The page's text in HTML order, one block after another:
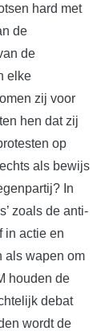
hard met
de
de
elke
zij voor
hen dat zij
op
als bewijs
In
zoals de anti-
in actie en
als wapen om
houden de
debat
wordt de